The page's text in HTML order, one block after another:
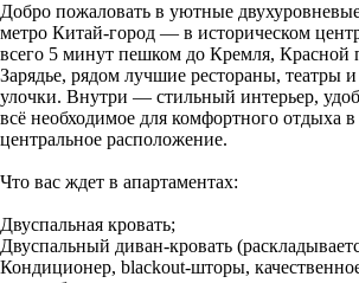
Добро пожаловать в уютные
метро Китай-город — в историческом
всего 5 минут пешком до Кремля, Красной
Зарядье, рядом лучшие рестораны, театры
улочки. Внутри — стильный интерьер,
всё необходимое для комфортного отдыха
центральное расположение.
Что вас ждет в апартаментах:
Двуспальная кровать;
Двуспальный диван-кровать
Кондиционер, blackout-шторы,